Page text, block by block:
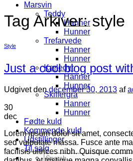
Marsvin
Teddy
Hanner
Hunner
Trefarvede
Hanner
Hunner
Kæledyr
Hanner
Hunner
Skiffergrå
Hanner
Hunner
Fødte kuld
Kommende kuld
Udstillinger
Til salg
Search
Tag Arkiver:style
Style
Just a cool blog post
Udgivet dendecember 30, 2013 af
30
dec
Lorem ipsum dolor sit amet,
sed vulputate massa. Fusce ante
facilisis ultrices nibh. Quisque